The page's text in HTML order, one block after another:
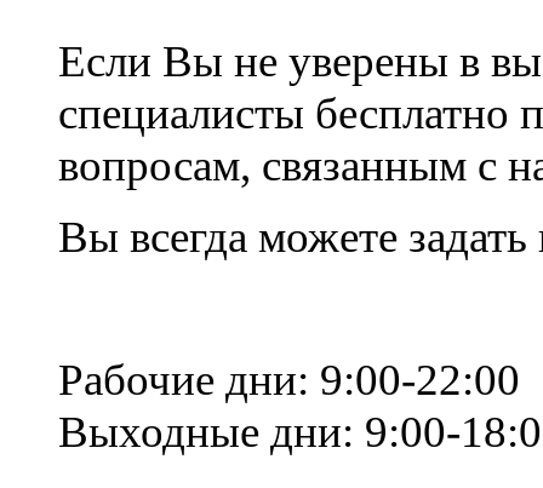
Если Вы не уверены в
специалисты
вопросам, связанным с
Вы всегда можете
Рабочие дни: 9:00-22:00
Выходные дни: 9:00-